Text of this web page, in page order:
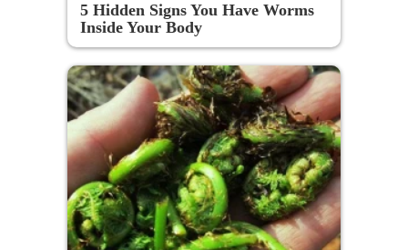
5 Hidden Signs You Have Worms
Inside Your Body